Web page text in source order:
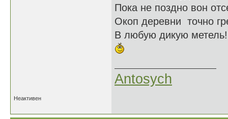
Пока не поздно вон
Окоп деревни точно
В любую дикую метель!
Antosych
Неактивен